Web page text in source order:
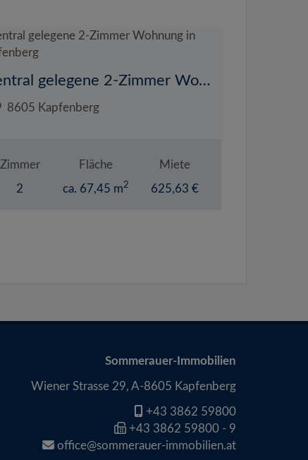
Zentral gelegene 2-Zimmer Wohnung in Kapfenberg
8605 Kapfenberg
Zimmer
2
Fläche
ca. 67,45 m2
Miete
625,63 €
Sommerauer-Immobilien
Wiener Strasse 29, A-8605 Kapfenberg
+43 3862 59800
+43 3862 59800 - 9
office@sommerauer-immobilien.at